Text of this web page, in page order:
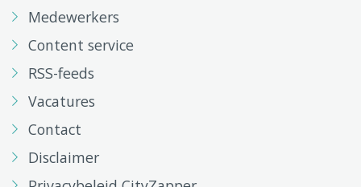
Medewerkers
Content service
RSS-feeds
Vacatures
Contact
Disclaimer